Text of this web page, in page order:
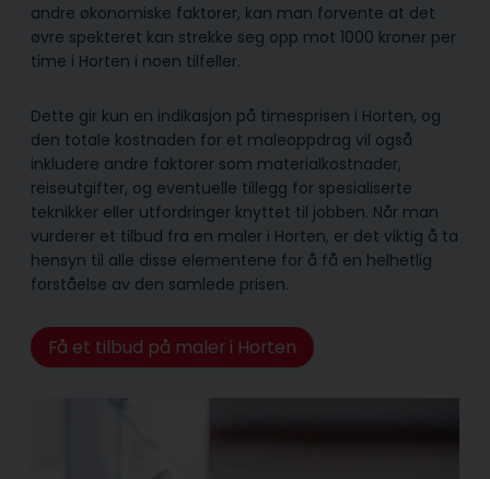
andre økonomiske faktorer, kan man forvente at det
øvre spekteret kan strekke seg opp mot 1000 kroner per
time i Horten i noen tilfeller.
Dette gir kun en indikasjon på timesprisen i Horten, og
den totale kostnaden for et maleoppdrag vil også
inkludere andre faktorer som materialkostnader,
reiseutgifter, og eventuelle tillegg for spesialiserte
teknikker eller utfordringer knyttet til jobben. Når man
vurderer et tilbud fra en maler i Horten, er det viktig å ta
hensyn til alle disse elementene for å få en helhetlig
forståelse av den samlede prisen.
Få et tilbud på maler i Horten